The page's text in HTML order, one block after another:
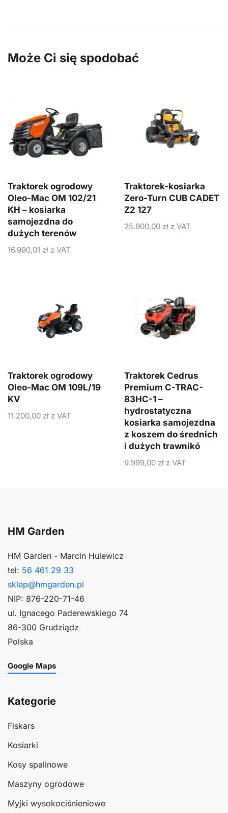
Może Ci się spodobać
Traktorek ogrodowy
Oleo-Mac OM 102/21
KH – kosiarka
samojezdna do
dużych terenów
16.990,01 zł z VAT
Traktorek-kosiarka
Zero-Turn CUB CADET
Z2 127
25.900,00 zł z VAT
Traktorek ogrodowy
Oleo-Mac OM 109L/19
KV
11.200,00 zł z VAT
Traktorek Cedrus
Premium C-TRAC-
83HC-1 –
hydrostatyczna
kosiarka samojezdna
z koszem do średnich
i dużych trawnikó
9.999,00 zł z VAT
HM Garden
HM Garden - Marcin Hulewicz
tel: 56 461 29 33
sklep@hmgarden.pl
NIP: 876-220-71-46
ul. Ignacego Paderewskiego 74
86-300 Grudziądz
Polska
Google Maps
Kategorie
Fiskars
Kosiarki
Kosy spalinowe
Maszyny ogrodowe
Myjki wysokociśnieniowe